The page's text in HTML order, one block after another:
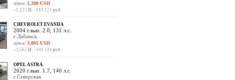
цена: 1,200 USD
~1,123 И, ~110 124 руб.
CHEVROLET EVANDA
2004 г.вып. 2.0, 131 л.с.
г.Лабинск
цена: 3,805 USD
~3,562 И, ~349 184 руб.
OPEL ASTRA
2020 г.вып. 1.7, 140 л.с.
г.Северская